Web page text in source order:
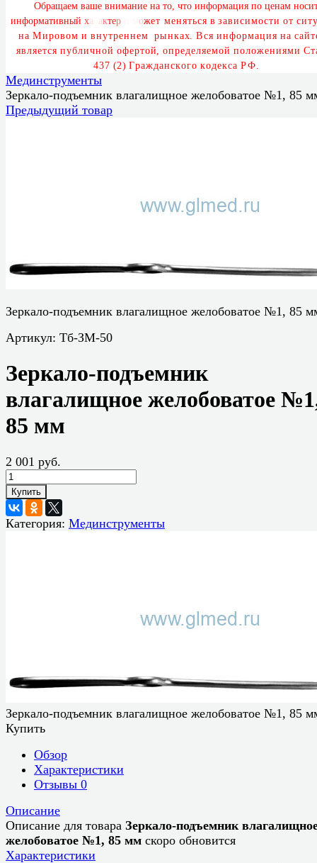
Обращаем ваше внимание на то, что информация по ценам носи
информативный ха рактер может меняться в зависимости от ситу
на Мировом и внутреннем рынках. Вся информация на сайт
является публичной офертой, определяемой положениями Ст
437 (2) Гражданского кодекса РФ.
Мединструменты
Зеркало-подъемник влагалищное желобоватое №1, 85
Предыдущий товар
Зеркало-подъемник влагалищное желобоватое №1, 85
Артикул: Тб-ЗМ-50
Зеркало-подъемник
влагалищное желобоватое
85 мм
2 001 руб.
Купить
Категория: Мединструменты
Зеркало-подъемник влагалищное желобоватое №1, 85
Купить
Обзор
Характеристики
Отзывы 0
Описание
Описание для товара Зеркало-подъемник
желобоватое №1, 85 мм скоро обновится
Характеристики